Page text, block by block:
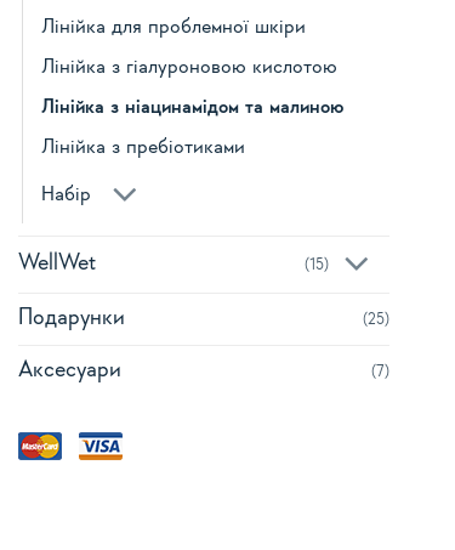
Лінійка для проблемної шкіри
Лінійка з гіалуроновою кислотою
Лінійка з ніацинамідом та малиною
Лінійка з пребіотиками
Набір
WellWet (15)
Подарунки (25)
Аксесуари (7)